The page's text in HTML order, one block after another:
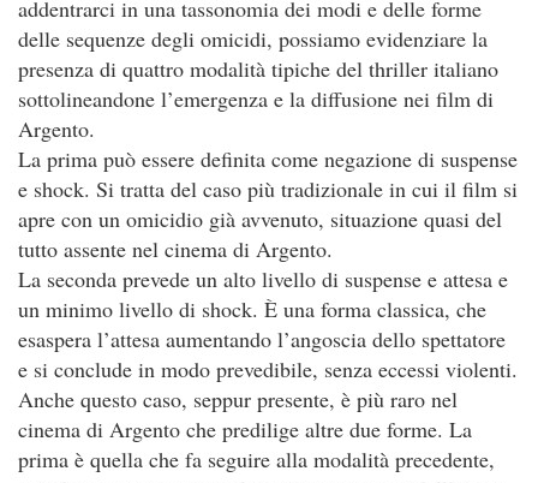
addentrarci in una tassonomia dei modi e delle forme
delle sequenze degli omicidi, possiamo evidenziare la
presenza di quattro modalità tipiche del thriller italiano
sottolineandone l’emergenza e la diffusione nei film di
Argento.
La prima può essere definita come negazione di suspense
e shock. Si tratta del caso più tradizionale in cui il film si
apre con un omicidio già avvenuto, situazione quasi del
tutto assente nel cinema di Argento.
La seconda prevede un alto livello di suspense e attesa e
un minimo livello di shock. È una forma classica, che
esaspera l’attesa aumentando l’angoscia dello spettatore
e si conclude in modo prevedibile, senza eccessi violenti.
Anche questo caso, seppur presente, è più raro nel
cinema di Argento che predilige altre due forme. La
prima è quella che fa seguire alla modalità precedente,